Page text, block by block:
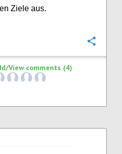
Ziele aus.
View comments (4)